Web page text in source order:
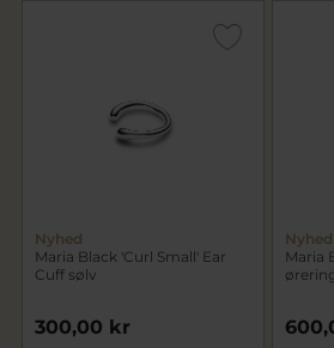
Nyhed
Maria Black 'Curl Small' Ear
Cuff sølv
300,00 kr
Nyhed
Maria